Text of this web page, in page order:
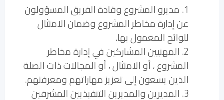
1. مديرو المشروع وقادة الفريق المسؤولون
عن إدارة مخاطر المشروع وضمان الامتثال
للوائح المعمول بها.
2. المهنيين المشاركين في إدارة مخاطر
المشروع ، أو الامتثال ، أو المجالات ذات الصلة
الذين يسعون إلى تعزيز مهاراتهم ومعرفتهم.
3. المديرين والمديرين التنفيذيين المشرفين